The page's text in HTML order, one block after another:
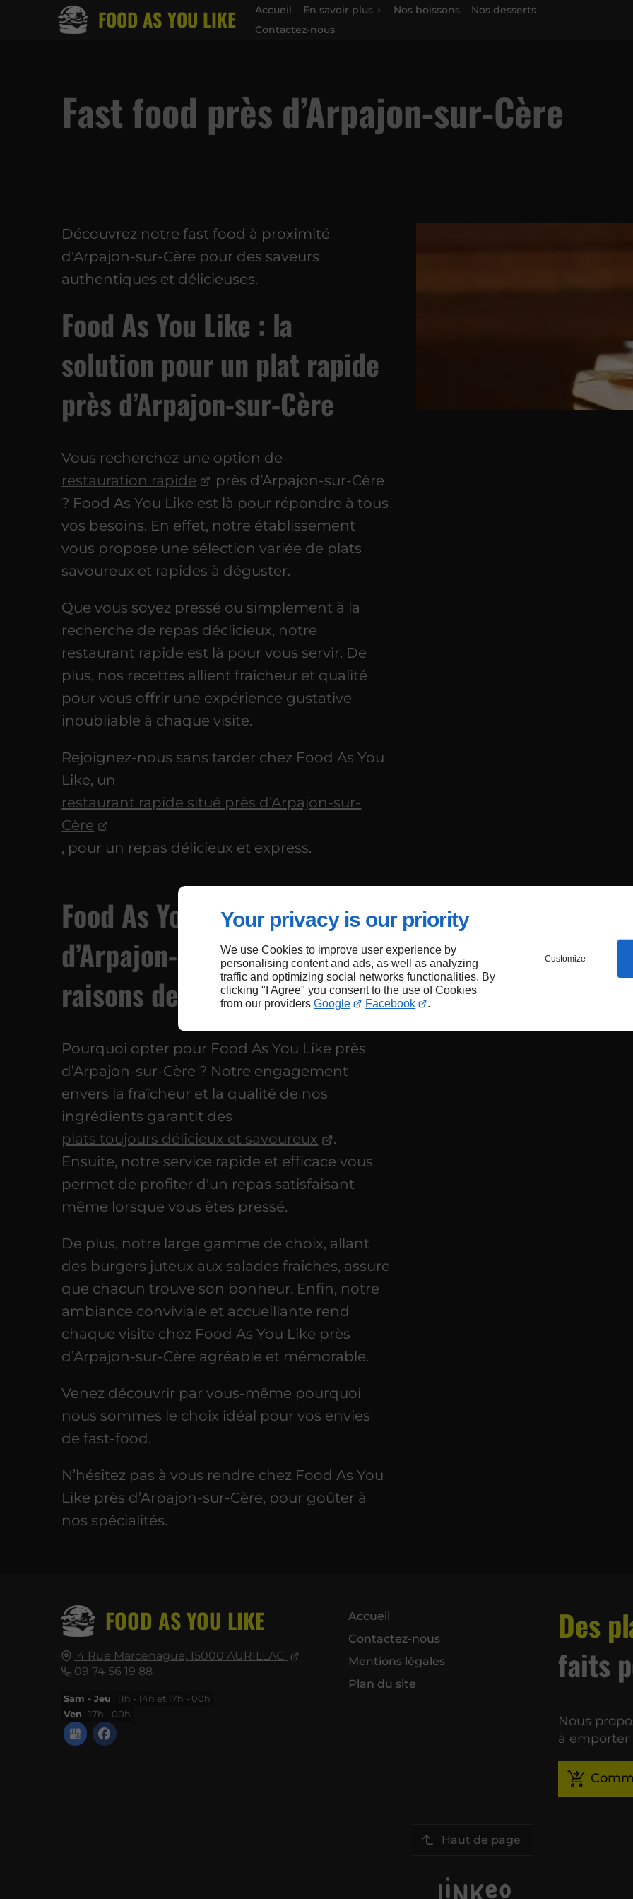
Your privacy is our priority
We use Cookies to improve user experience by
personalising content and ads, as well as analyzing
traffic and optimizing social networks functionalities. By
clicking "I Agree" you consent to the use of Cookies
from our providers Google Facebook .
Customize
FOOD AS YOU LIKE Accueil En savoir plus Nos boissons
Nos desserts
Contactez-nous
Fast food près d’Arpajon-sur-Cère
Découvrez notre fast food à proximité
d'Arpajon-sur-Cère pour des saveurs
authentiques et délicieuses.
Food As You Like : la
solution pour un plat rapide
près d’Arpajon-sur-Cère
Vous recherchez une option de
restauration rapide
près d’Arpajon-sur-Cère
? Food As You Like est là pour répondre à tous
vos besoins. En effet, notre établissement
vous propose une sélection variée de plats
savoureux et rapides à déguster.
Que vous soyez pressé ou simplement à la
recherche de repas déclicieux, notre
restaurant rapide est là pour vous servir. De
plus, nos recettes allient fraîcheur et qualité
pour vous offrir une expérience gustative
inoubliable à chaque visite.
Rejoignez-nous sans tarder chez Food As You
Like, un
restaurant rapide situé près d’Arpajon-sur-
Cère
, pour un repas délicieux et express.
Food As You Like près
d’Arpajon-sur-Cère : les
raisons de nous choisir
Pourquoi opter pour Food As You Like près
d’Arpajon-sur-Cère ? Notre engagement
envers la fraîcheur et la qualité de nos
ingrédients garantit des
plats toujours délicieux et savoureux
.
Ensuite, notre service rapide et efficace vous
permet de profiter d'un repas satisfaisant
même lorsque vous êtes pressé.
De plus, notre large gamme de choix, allant
des burgers juteux aux salades fraîches, assure
que chacun trouve son bonheur. Enfin, notre
ambiance conviviale et accueillante rend
chaque visite chez Food As You Like près
d’Arpajon-sur-Cère agréable et mémorable.
Venez découvrir par vous-même pourquoi
nous sommes le choix idéal pour vos envies
de fast-food.
N’hésitez pas à vous rendre chez Food As You
Like près d’Arpajon-sur-Cère, pour goûter à
nos spécialités.
FOOD AS YOU LIKE
4 Rue Marcenague, 15000 AURILLAC
09 74 56 19 88
Sam - Jeu : 11h - 14h et 17h - 00h
Ven : 17h - 00h
Accueil
Contactez-nous
Mentions légales
Plan du site
Des
faits
Nous
à emporter
Haut de page